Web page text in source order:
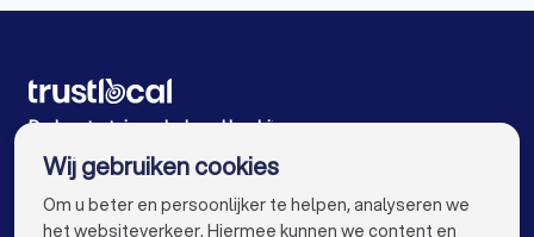
Tuinonderhoud bedrijven in Bornem
Tuinonderhoud bedrijven in Stekene
Tuinonderhoud bedrijven in Antwerpen
Tuinonderhoud bedrijven in Gent
De beste tuinonderhoud bedrijven voor u
Wij gebruiken cookies
Om u beter en persoonlijker te helpen, analyseren we
het websiteverkeer. Hiermee kunnen we content en